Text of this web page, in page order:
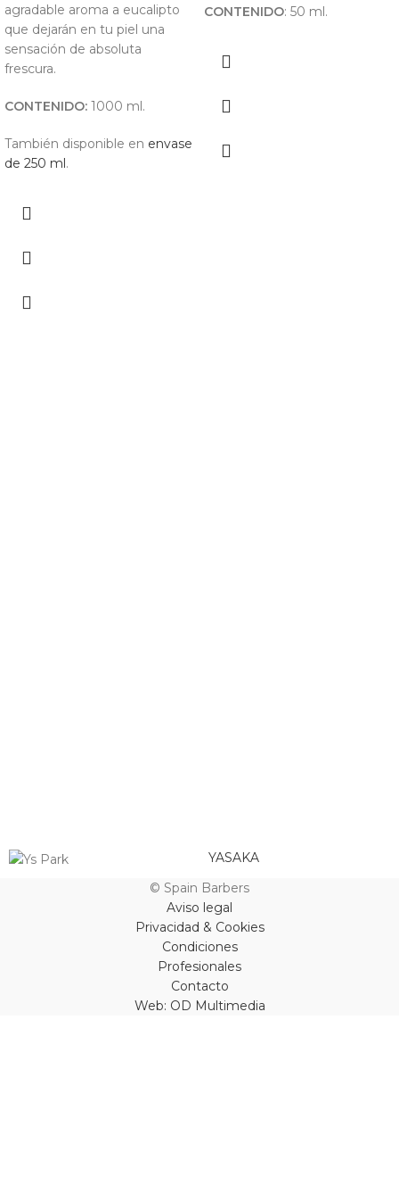
agradable aroma a eucalipto
que dejarán en tu piel una
sensación de absoluta
frescura.
CONTENIDO: 1000 ml.
También disponible en envase
de 250 ml .
CONTENIDO: 50 ml.
YASAKA
© Spain Barbers
Aviso legal
Privacidad & Cookies
Condiciones
Profesionales
Contacto
Web: OD Multimedia